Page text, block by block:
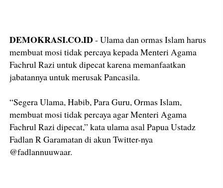
DEMOKRASI.CO.ID - Ulama dan ormas Islam harus
membuat mosi tidak percaya kepada Menteri Agama
Fachrul Razi untuk dipecat karena memanfaatkan
jabatannya untuk merusak Pancasila.
“Segera Ulama, Habib, Para Guru, Ormas Islam,
membuat mosi tidak percaya agar Menteri Agama
Fachrul Razi dipecat,” kata ulama asal Papua Ustadz
Fadlan R Garamatan di akun Twitter-nya
@fadlannuuwaar.